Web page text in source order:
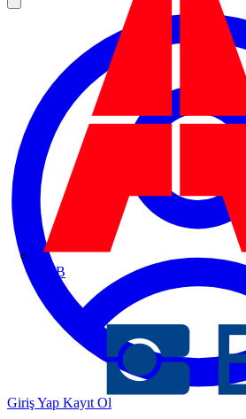
ABB
Giriş Yap Kayıt Ol